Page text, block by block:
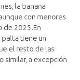
la banana
con menores
de 2025.En
palta tiene un
el resto de las
similar, a excepción